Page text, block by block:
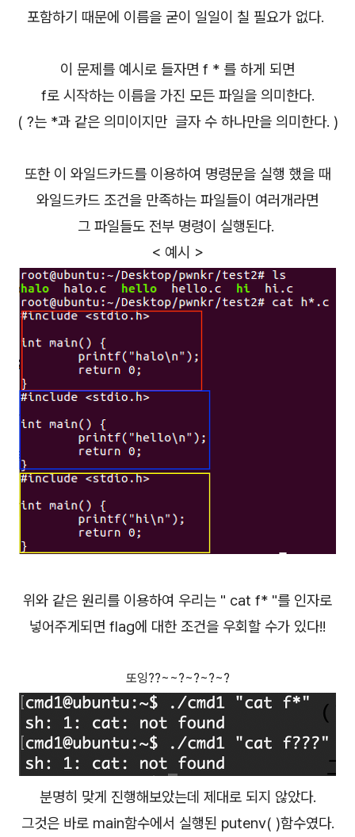
포함하기 때문에 이름을 굳이 일일이 칠 필요가 없다.
이 문제를 예시로 들자면 f * 를 하게 되면
f로 시작하는 이름을 가진 모든 파일을 의미한다.
( ?는 *과 같은 의미이지만 글자 수 하나만을 의미한다. )
또한 이 와일드카드를 이용하여 명령문을 실행 했을 때
와일드카드 조건을 만족하는 파일들이 여러개라면
그 파일들도 전부 명령이 실행된다.
< 예시 >
위와 같은 원리를 이용하여 우리는 " cat f* "를 인자로
넣어주게되면 flag에 대한 조건을 우회할 수가 있다!!
또잉??~~?~?~?~?
분명히 맞게 진행해보았는데 제대로 되지 않았다.
그것은 바로 main함수에서 실행된 putenv( )함수였다.